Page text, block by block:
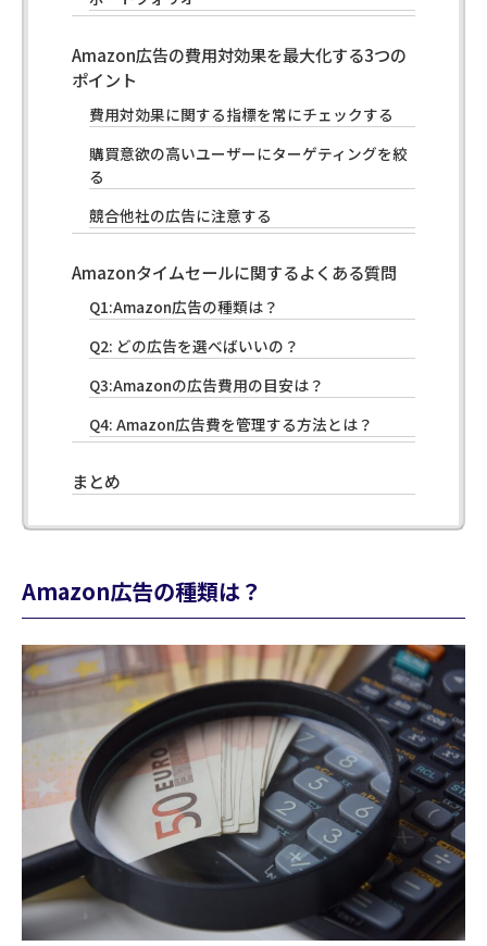
Amazon広告の費用対効果を最大化する3つの
ポイント
費用対効果に関する指標を常にチェックする
購買意欲の高いユーザーにターゲティングを絞
る
競合他社の広告に注意する
Amazonタイムセールに関するよくある質問
Q1:Amazon広告の種類は？
Q2: どの広告を選べばいいの？
Q3:Amazonの広告費用の目安は？
Q4: Amazon広告費を管理する方法とは？
まとめ
Amazon広告の種類は？